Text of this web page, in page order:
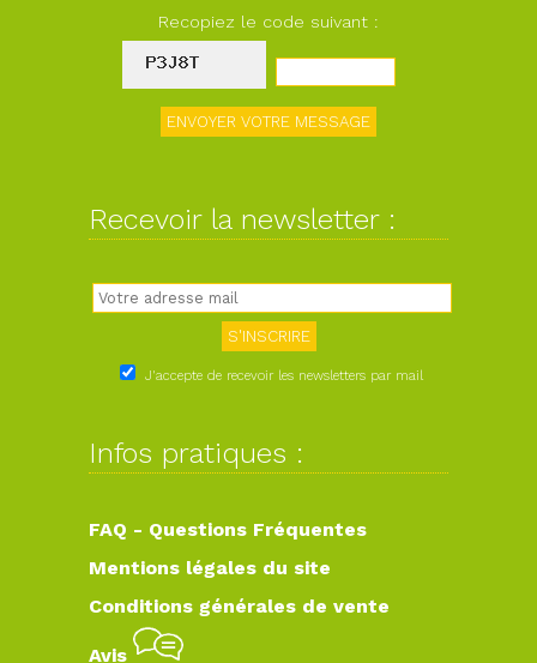
Recopiez le code suivant :
Recevoir la newsletter :
J'accepte de recevoir les newsletters par mail
Infos pratiques :
FAQ - Questions Fréquentes
Mentions légales du site
Conditions générales de vente
Avis